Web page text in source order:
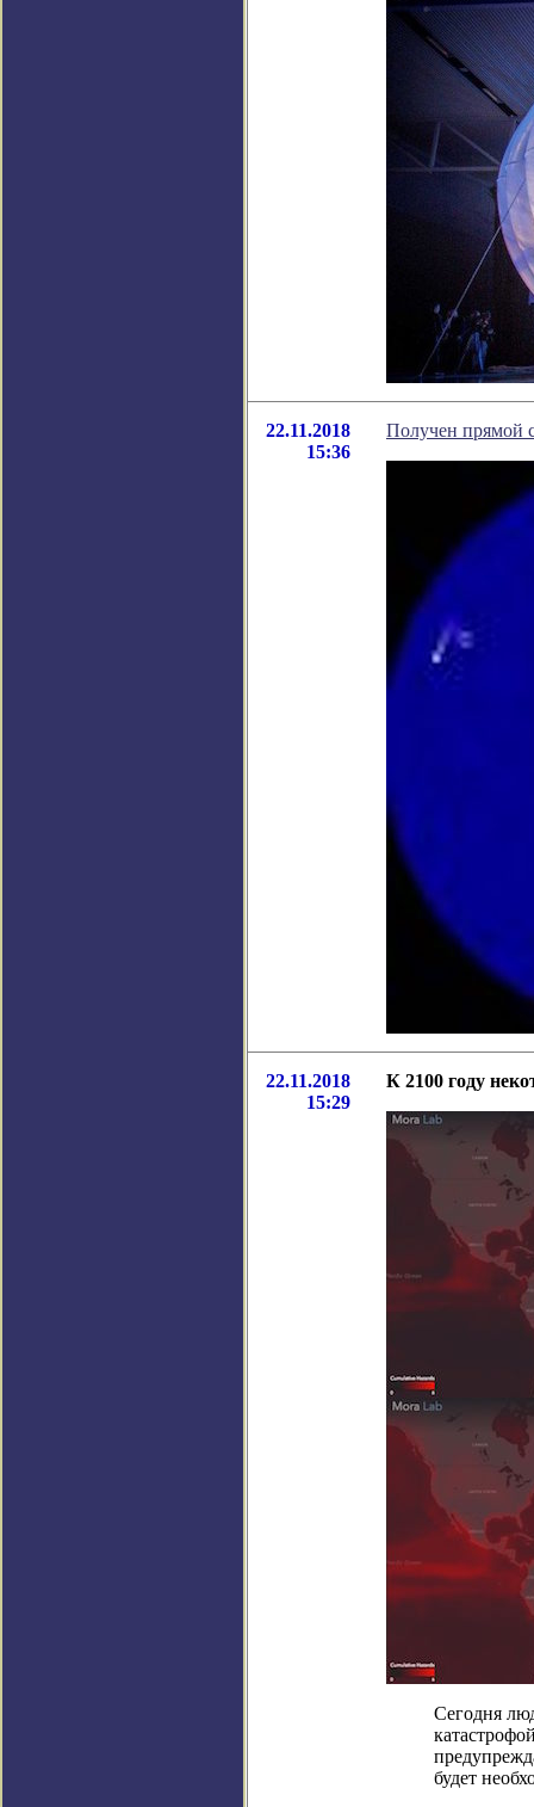
22.11.2018
15:36
Получен прямой
22.11.2018
15:29
К 2100 году
Сегодня
будет